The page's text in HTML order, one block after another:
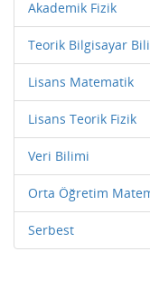
Akademik Fizik
Teorik Bilgisayar
Lisans Matematik
Lisans Teorik Fizik
Veri Bilimi
Orta Öğretim
Serbest